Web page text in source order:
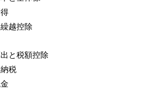
越控除
と税額控除
税